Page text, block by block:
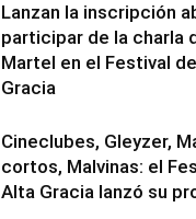
Lanzan la inscripción
participar de la charla
Martel en el Festival
Gracia
Cineclubes, Gleyzer,
cortos, Malvinas: el
Alta Gracia lanzó su